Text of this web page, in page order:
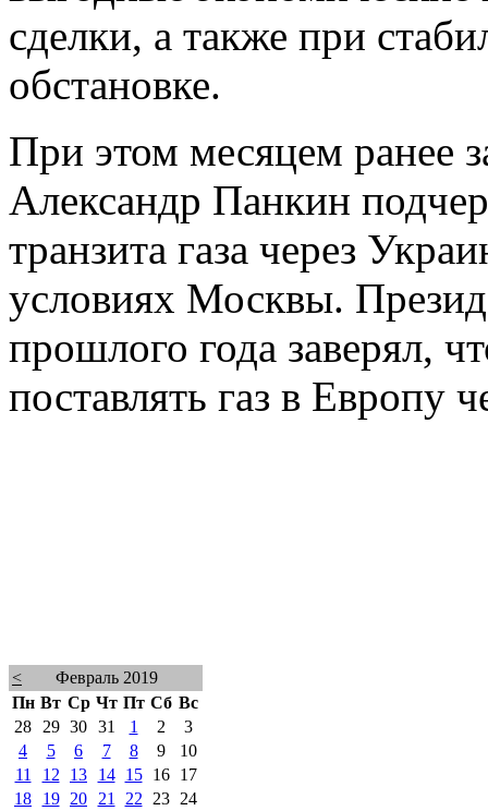
сделки, а также при
обстановке.
При этом месяцем ранее
Александр Панкин
транзита газа через
условиях Москвы.
прошлого года заверял,
поставлять газ в Европу
<
Февраль 2019
Пн Вт Ср Чт Пт Сб Вс
28
29 30 31 1 2
3
4
5 6 7 8 9
10
11
12 13 14 15 16
17
18
19 20 21 22 23
24